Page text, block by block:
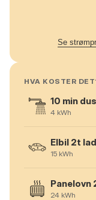
Se
HVA KOSTER
10 min
4 kWh
Elbil 2t
15 kWh
Panelovn
24 kWh